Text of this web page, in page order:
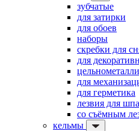
зубчатые
для затирки
для обоев
наборы
скребки для
для
для
для герметика
лезвия для
со съёмным
кельмы